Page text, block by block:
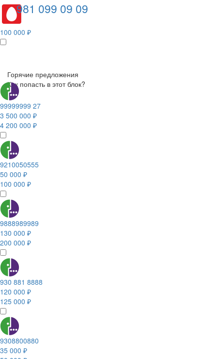
981 099 09 09
100 000 ₽
Горячие предложения
Как попасть в этот блок?
99999999 27
3 500 000 ₽
4 200 000 ₽
9210050555
50 000 ₽
100 000 ₽
9888989989
130 000 ₽
200 000 ₽
930 881 8888
120 000 ₽
125 000 ₽
9308800880
35 000 ₽